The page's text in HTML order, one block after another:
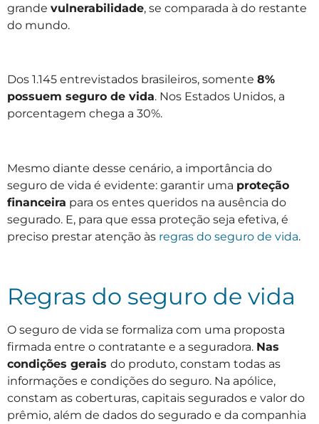
grande vulnerabilidade, se comparada à do restante
do mundo.
Dos 1.145 entrevistados brasileiros, somente 8%
possuem seguro de vida. Nos Estados Unidos, a
porcentagem chega a 30%.
Mesmo diante desse cenário, a importância do
seguro de vida é evidente: garantir uma proteção
financeira para os entes queridos na ausência do
segurado. E, para que essa proteção seja efetiva, é
preciso prestar atenção às regras do seguro de vida.
Regras do seguro de vida
O seguro de vida se formaliza com uma proposta
firmada entre o contratante e a seguradora. Nas
condições gerais do produto, constam todas as
informações e condições do seguro. Na apólice,
constam as coberturas, capitais segurados e valor do
prêmio, além de dados do segurado e da companhia